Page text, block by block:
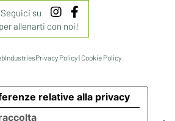
Seguici su
per allenarti con noi!
Privacy Policy| Cookie Policy
relative alla privacy